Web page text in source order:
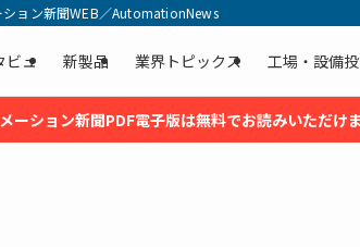
ョン新聞WEB／AutomationNews
ビュ 新製品 業界トピックス 工場・設備
ーション新聞PDF電子版は無料でお読みいただけ